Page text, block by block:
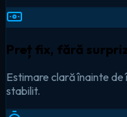
Preț fix, fără
Estimare clară înainte
stabilit.